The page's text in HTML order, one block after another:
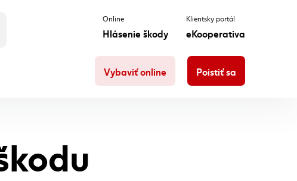
Online
Hlásenie škody
Klientsky portál
eKooperativa
Vybaviť online Poistiť sa